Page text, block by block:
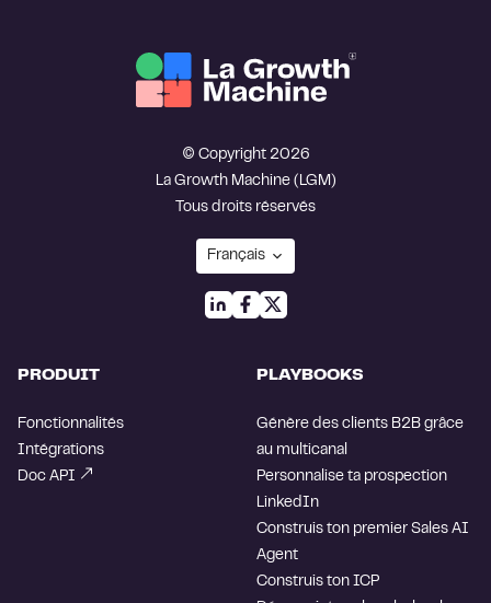
© Copyright 2026
La Growth Machine (LGM)
Tous droits réservés
PRODUIT
Fonctionnalités
Intégrations
Doc API
PLAYBOOKS
Génère des clients B2B grâce
au multicanal
Personnalise ta prospection
LinkedIn
Construis ton premier Sales AI
Agent
Construis ton ICP